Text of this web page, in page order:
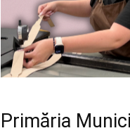
Primăria